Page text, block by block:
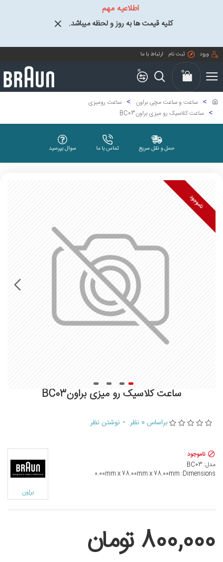
اطلاعیه مهم
کلیه قیمت ها به روز و لحظه میباشد.
ورود ثبت نام ارتباط با ما
0 0
ساعت و ساعت مچی براون
ساعت رومیزی
ساعت کلاسیک رو میزی براونBC03
حمل و نقل سریع تماس با ما سوال بپرسید
ناموجود
ساعت کلاسیک رو میزی براونBC03
ناموجود
مدل: BC03
Dimensions:
0.00mm x 78.00mm x 78.00mm
براون
براساس 0 نظر. - نوشتن نظر
800,000 تومان